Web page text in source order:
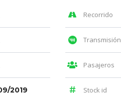
Recorrido
Transmisión
Pasajeros
2019 Stock id